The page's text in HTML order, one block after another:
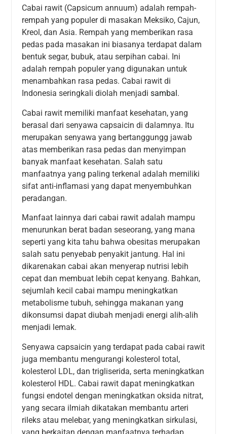
Cabai rawit (Capsicum annuum) adalah rempah-
rempah yang populer di masakan Meksiko, Cajun,
Kreol, dan Asia. Rempah yang memberikan rasa
pedas pada masakan ini biasanya terdapat dalam
bentuk segar, bubuk, atau serpihan cabai. Ini
adalah rempah populer yang digunakan untuk
menambahkan rasa pedas. Cabai rawit di
Indonesia seringkali diolah menjadisambal .
Cabai rawit memiliki manfaat kesehatan, yang
berasal dari senyawa capsaicin di dalamnya. Itu
merupakan senyawa yang bertanggungg jawab
atas memberikan rasa pedas dan menyimpan
banyak manfaat kesehatan. Salah satu
manfaatnya yang paling terkenal adalah memiliki
sifat anti-inflamasi yang dapat menyembuhkan
peradangan.
Manfaat lainnya dari cabai rawit adalah mampu
menurunkan berat badan seseorang, yang mana
seperti yang kita tahu bahwa obesitas merupakan
salah satu penyebab penyakit jantung. Hal ini
dikarenakan cabai akan menyerap nutrisi lebih
cepat dan membuat lebih cepat kenyang. Bahkan,
sejumlah kecil cabai mampu meningkatkan
metabolisme tubuh, sehingga makanan yang
dikonsumsi dapat diubah menjadi energi alih-alih
menjadi lemak.
Senyawa capsaicin yang terdapat pada cabai rawit
juga membantu mengurangi kolesterol total,
kolesterol LDL, dan trigliserida, serta meningkatkan
kolesterol HDL. Cabai rawit dapat meningkatkan
fungsi endotel dengan meningkatkan oksida nitrat,
yang secara ilmiah dikatakan membantu arteri
rileks atau melebar, yang meningkatkan sirkulasi,
yang berkaitan dengan manfaatnya terhadap